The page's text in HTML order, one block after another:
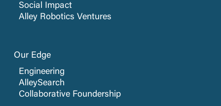
Social Impact
Alley Robotics Ventures
Our Edge
Engineering
AlleySearch
Collaborative Foundership